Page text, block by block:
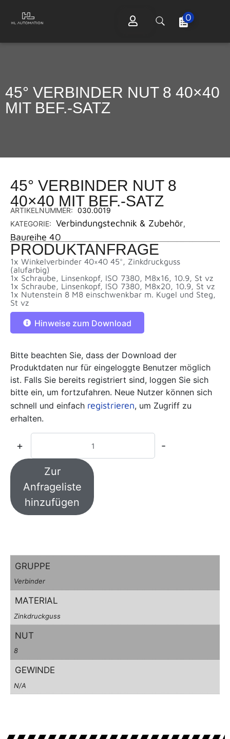
0
45° VERBINDER NUT 8 40×40
MIT BEF.-SATZ
45° VERBINDER NUT 8
40×40 MIT BEF.-SATZ
ARTIKELNUMMER: 030.0019
KATEGORIE: Verbindungstechnik & Zubehör,
Baureihe 40
PRODUKTANFRAGE
1x Winkelverbinder 40×40 45°, Zinkdruckguss
(alufarbig)
1x Schraube, Linsenkopf, ISO 7380, M8x16, 10.9, St vz
1x Schraube, Linsenkopf, ISO 7380, M8x20, 10.9, St vz
1x Nutenstein 8 M8 einschwenkbar m. Kugel und Steg,
St vz
Hinweise zum Download
Bitte beachten Sie, dass der Download der
Produktdaten nur für eingeloggte Benutzer möglich
ist. Falls Sie bereits registriert sind, loggen Sie sich
bitte ein, um fortzufahren. Neue Nutzer können sich
schnell und einfach registrieren, um Zugriff zu
erhalten.
+ -
Zur
Anfrageliste
hinzufügen
GRUPPE
Verbinder
MATERIAL
Zinkdruckguss
NUT
8
GEWINDE
N/A